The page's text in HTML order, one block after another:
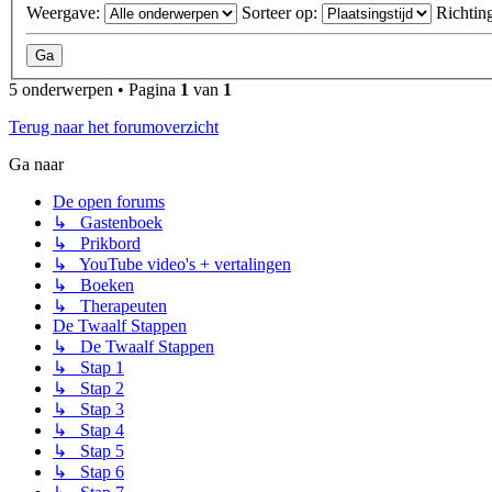
Weergave: Sorteer op:
5 onderwerpen • Pagina 1 van 1
Terug naar het forumoverzicht
Ga naar
De open forums
↳ Gastenboek
↳ Prikbord
↳ YouTube video's + vertalingen
↳ Boeken
↳ Therapeuten
De Twaalf Stappen
↳ De Twaalf Stappen
↳ Stap 1
↳ Stap 2
↳ Stap 3
↳ Stap 4
↳ Stap 5
↳ Stap 6